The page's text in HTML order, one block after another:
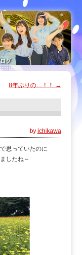
8年ぶりの…！！ →
by ichikawa
思っていたのに
したね～